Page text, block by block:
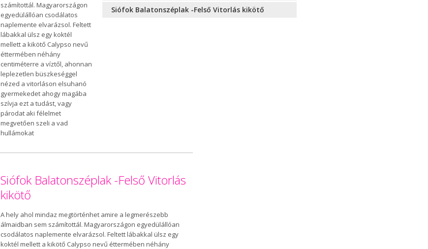
számítottál. Magyarországon
egyedülállóan csodálatos
naplemente elvarázsol. Feltett
lábakkal ülsz egy koktél
mellett a kikötő Calypso nevű
éttermében néhány
centiméterre a víztől, ahonnan
leplezetlen büszkeséggel
nézed a vitorláson elsuhanó
gyermekedet ahogy magába
szívja ezt a tudást, vagy
párodat aki félelmet
megvetően szeli a vad
hullámokat
Siófok Balatonszéplak -Felső Vitorlás kikötő
Siófok Balatonszéplak -Felső Vitorlás
kikötő
A hely ahol mindaz megtörténhet amire a legmerészebb
álmaidban sem számítottál. Magyarországon egyedülállóan
csodálatos naplemente elvarázsol. Feltett lábakkal ülsz egy
koktél mellett a kikötő Calypso nevű éttermében néhány